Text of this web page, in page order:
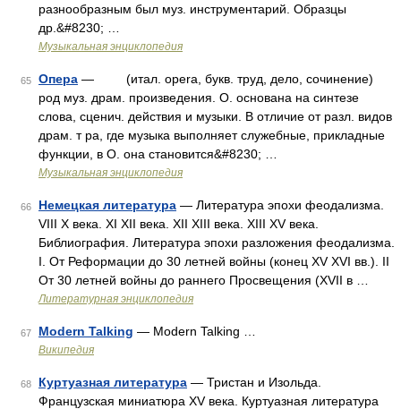
разнообразным был муз. инструментарий. Образцы
др.&#8230; …
Музыкальная энциклопедия
65 Опера — (итал. opera, букв. труд, дело, сочинение)
род муз. драм. произведения. О. основана на синтезе
слова, сценич. действия и музыки. В отличие от разл. видов
драм. т ра, где музыка выполняет служебные, прикладные
функции, в О. она становится&#8230; …
Музыкальная энциклопедия
66 Немецкая литература — Литература эпохи феодализма.
VIII X века. XI XII века. XII XIII века. XIII XV века.
Библиография. Литература эпохи разложения феодализма.
I. От Реформации до 30 летней войны (конец XV XVI вв.). II
От 30 летней войны до раннего Просвещения (XVII в …
Литературная энциклопедия
67 Modern Talking — Modern Talking …
Википедия
68 Куртуазная литература — Тристан и Изольда.
Французская миниатюра XV века. Куртуазная литература